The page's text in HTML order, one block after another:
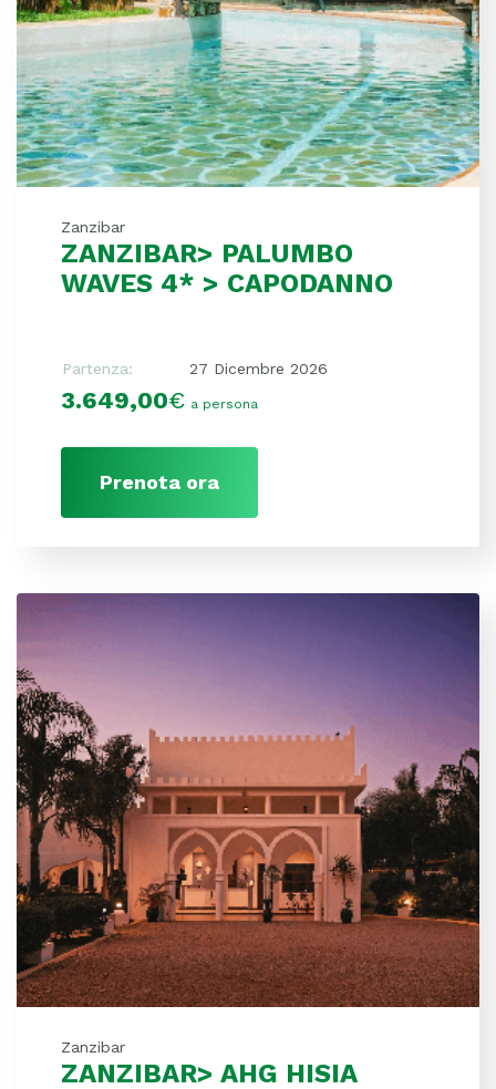
Zanzibar
ZANZIBAR> PALUMBO
WAVES 4* > CAPODANNO
Partenza: 27 Dicembre 2026
3.649,00€ a persona
Prenota ora
Zanzibar
ZANZIBAR> AHG HISIA